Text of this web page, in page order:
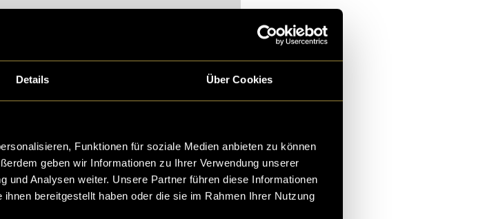
Details Über Cookies
Funktionen für soziale Medien anbieten zu können
geben wir Informationen zu Ihrer Verwendung unserer
und Analysen weiter. Unsere Partner führen diese Informationen
bereitgestellt haben oder die sie im Rahmen Ihrer Nutzung
Fossil Park in Südafrika genutzt
dieses Beitrags beabsichtigen in
kann das Projekt auch mit den zwei
Dafür muss einzigdie Webapplikation über
Tablet aufgerufen werden. Viel Spass!